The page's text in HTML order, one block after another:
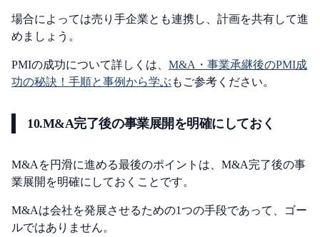
場合によっては売り手企業とも連携し、計画を共有して進
めましょう。
PMIの成功について詳しくは、 M&A・事業承継後のPMI成
功の秘訣！手順と事例から学ぶ もご参考ください。
10.M&A完了後の事業展開を明確にしておく
M&Aを円滑に進める最後のポイントは、M&A完了後の事
業展開を明確にしておくことです。
M&Aは会社を発展させるための1つの手段であって、ゴー
ルではありません。